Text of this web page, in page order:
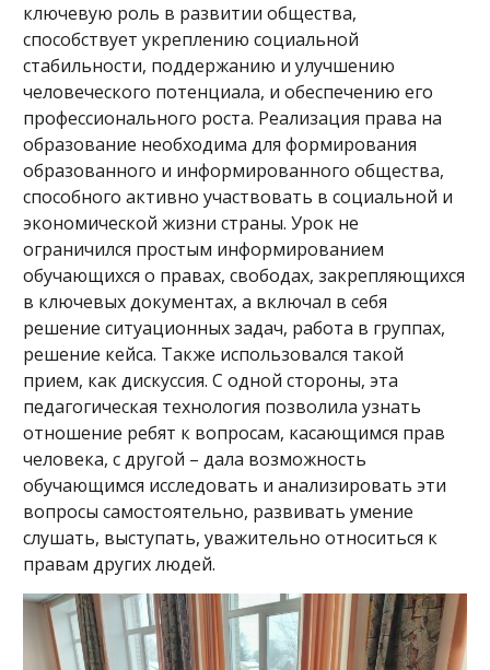
ключевую роль в развитии общества,
способствует укреплению социальной
стабильности, поддержанию и улучшению
человеческого потенциала, и обеспечению его
профессионального роста. Реализация права на
образование необходима для формирования
образованного и информированного общества,
способного активно участвовать в социальной и
экономической жизни страны. Урок не
ограничился простым информированием
обучающихся о правах, свободах, закрепляющихся
в ключевых документах, а включал в себя
решение ситуационных задач, работа в группах,
решение кейса. Также использовался такой
прием, как дискуссия. С одной стороны, эта
педагогическая технология позволила узнать
отношение ребят к вопросам, касающимся прав
человека, с другой – дала возможность
обучающимся исследовать и анализировать эти
вопросы самостоятельно, развивать умение
слушать, выступать, уважительно относиться к
правам других людей.